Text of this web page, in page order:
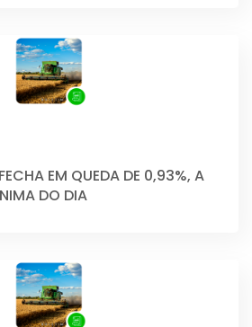
EM QUEDA DE 0,93%, A
DO DIA